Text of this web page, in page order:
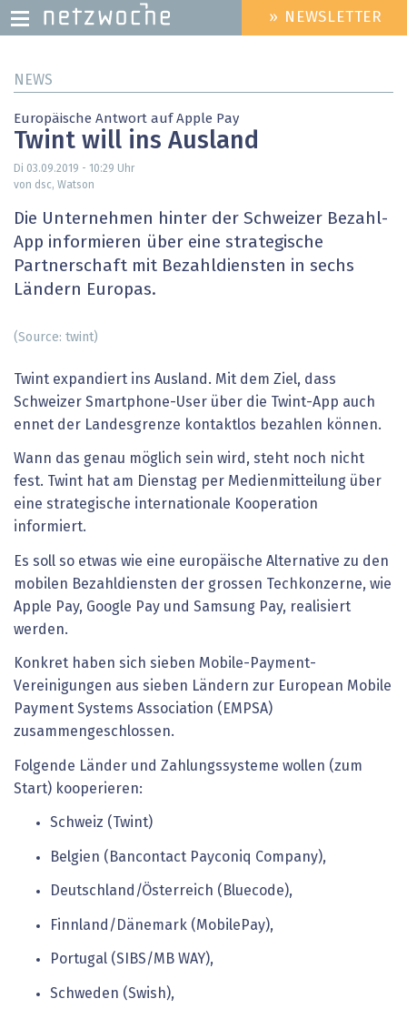
zum
HEADER
MENU
» NEWSLETTER
NEWS
Europäische Antwort auf Apple Pay
Twint will ins Ausland
Di 03.09.2019 - 10:29 Uhr
von dsc, Watson
Die Unternehmen hinter der Schweizer Bezahl-
App informieren über eine strategische
Partnerschaft mit Bezahldiensten in sechs
Ländern Europas.
(Source: twint)
Twint expandiert ins Ausland. Mit dem Ziel, dass
Schweizer Smartphone-User über die Twint-App auch
ennet der Landesgrenze kontaktlos bezahlen können.
Wann das genau möglich sein wird, steht noch nicht
fest. Twint hat am Dienstag per Medienmitteilung über
eine strategische internationale Kooperation
informiert.
Es soll so etwas wie eine europäische Alternative zu den
mobilen Bezahldiensten der grossen Techkonzerne, wie
Apple Pay, Google Pay und Samsung Pay, realisiert
werden.
Konkret haben sich sieben Mobile-Payment-
Vereinigungen aus sieben Ländern zur European Mobile
Payment Systems Association (EMPSA)
zusammengeschlossen.
Folgende Länder und Zahlungssysteme wollen (zum
Start) kooperieren:
Schweiz (Twint)
Belgien (Bancontact Payconiq Company),
Deutschland/Österreich (Bluecode),
Finnland/Dänemark (MobilePay),
Portugal (SIBS/MB WAY),
Schweden (Swish),